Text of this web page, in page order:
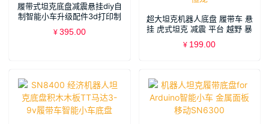
履带式坦克底盘减震悬挂diy自
制智能小车升级配件3d打印制
作
¥ 395.00
超大坦克机器人底盘 履带车 悬
挂 虎式坦克 减震 平台 越野 暴
力3818 SN2000 恒龙
¥ 199.00